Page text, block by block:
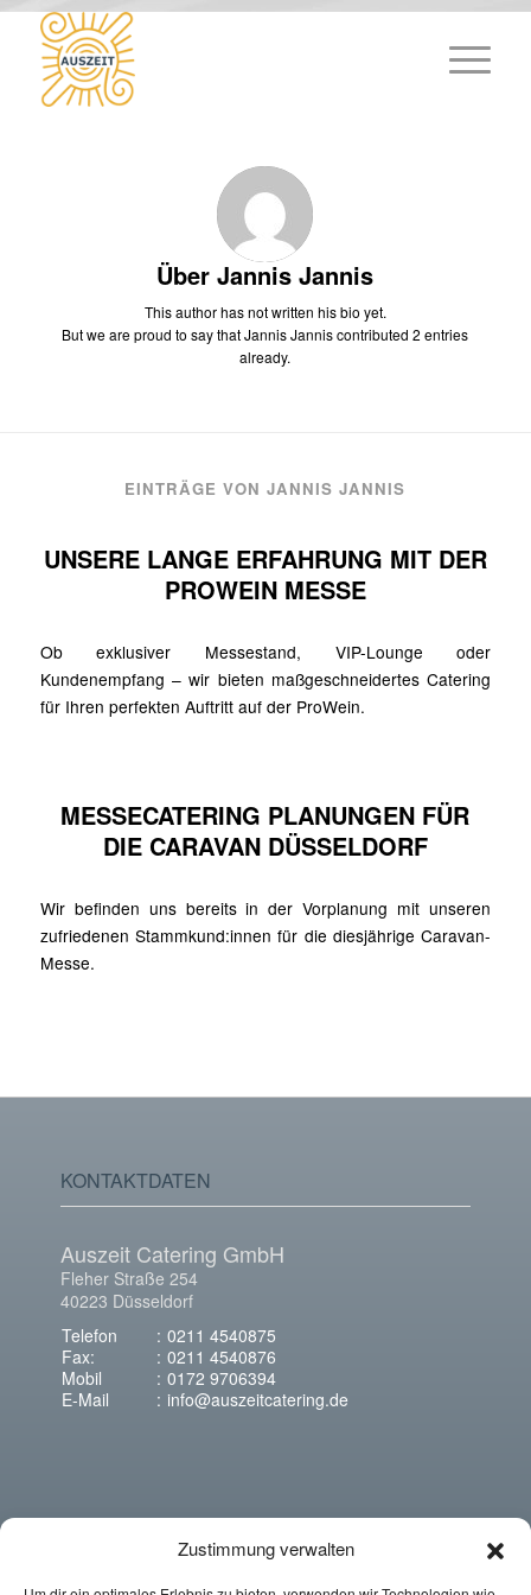
Zustimmung verwalten
ÜberJannis Jannis
This author has not written his bio yet.
But we are proud to say thatJannis Janniscontributed 2 entries
already.
EINTRÄGE VON JANNIS JANNIS
UNSERE LANGE ERFAHRUNG MIT DER
PROWEIN MESSE
Ob exklusiver Messestand, VIP-Lounge oder
Kundenempfang – wir bieten maßgeschneidertes Catering
für Ihren perfekten Auftritt auf der ProWein.
MESSECATERING PLANUNGEN FÜR
DIE CARAVAN DÜSSELDORF
Wir befinden uns bereits in der Vorplanung mit unseren
zufriedenen Stammkund:innen für die diesjährige Caravan-
Messe.
KONTAKTDATEN
Auszeit Catering GmbH
Fleher Straße 254
40223 Düsseldorf
Telefon
: 0211 4540875
Fax:
: 0211 4540876
Mobil
: 0172 9706394
E-Mail
: info@auszeitcatering.de